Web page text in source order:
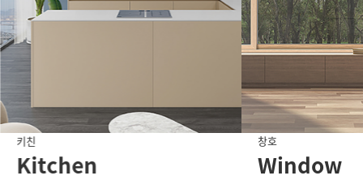
키친
Kitchen
창호
Window